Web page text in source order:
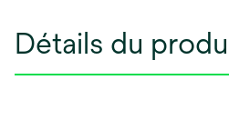
Détails du